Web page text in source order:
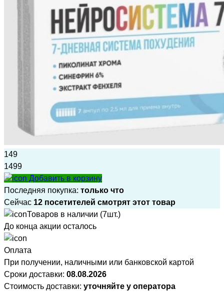
149
1499
Добавить в корзину
Последняя покупка: только что
Сейчас 12 посетителей смотрят этот товар
Товаров в наличии (7шт.)
До конца акции осталось
Оплата
При получении, наличными или банковской картой
Сроки доставки: 08.08.2026
Стоимость доставки: уточняйте у оператора